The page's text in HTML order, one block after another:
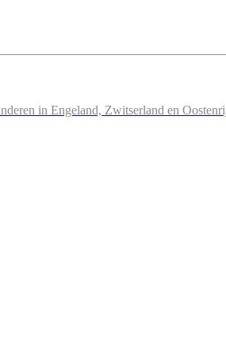
in Engeland, Zwitserland en